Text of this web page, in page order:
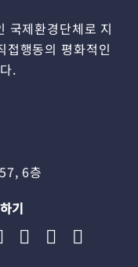
국제환경단체로 지
접행동의 평화적인
.
6층
기